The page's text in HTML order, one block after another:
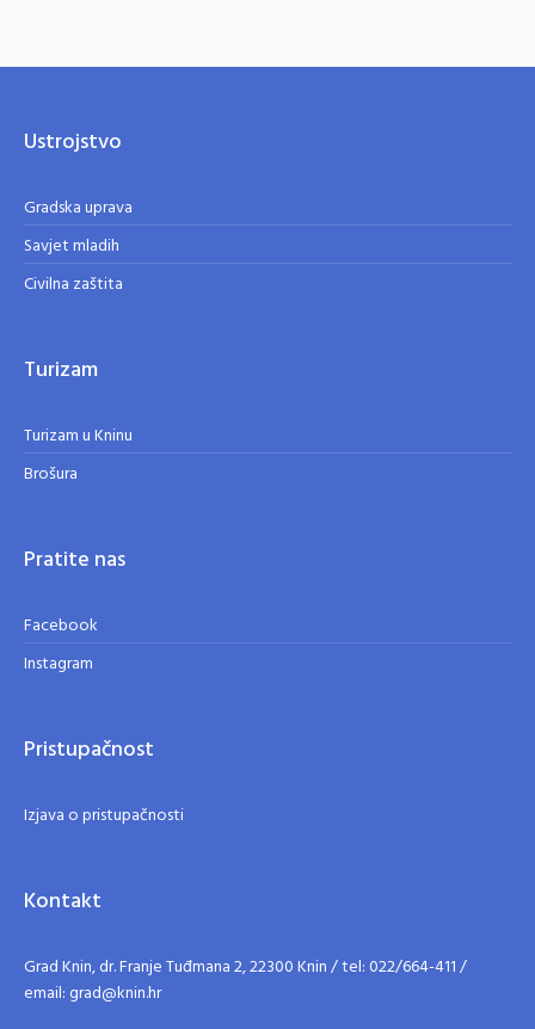
Ustrojstvo
Gradska uprava
Savjet mladih
Civilna zaštita
Turizam
Turizam u Kninu
Brošura
Pratite nas
Facebook
Instagram
Pristupačnost
Izjava o pristupačnosti
Kontakt
Grad Knin, dr. Franje Tuđmana 2, 22300 Knin / tel: 022/664-411 /
email: grad@knin.hr